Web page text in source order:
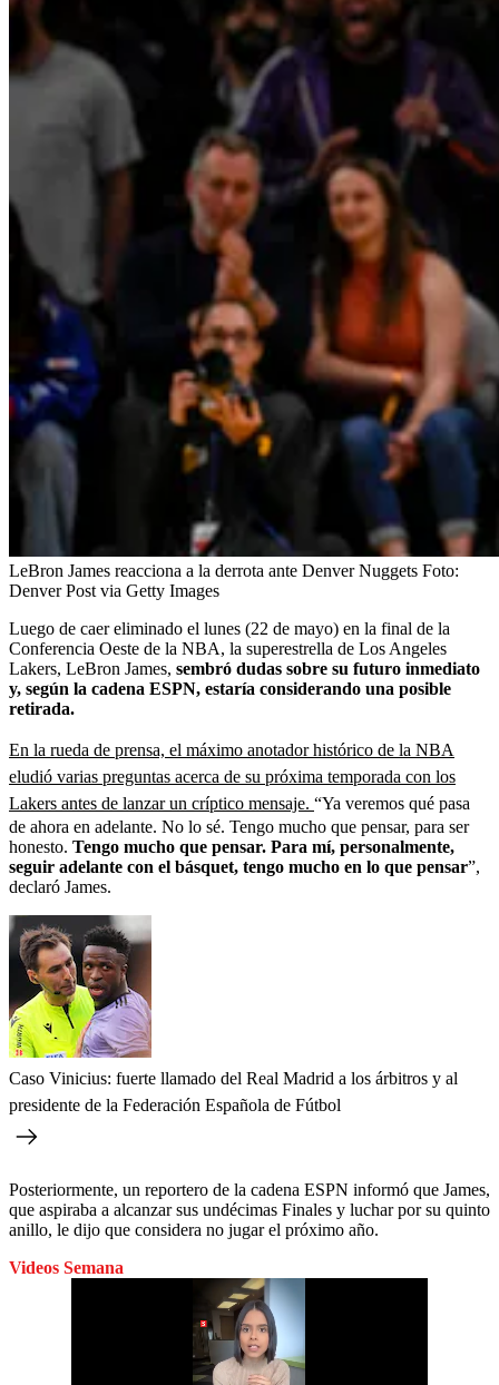
LeBron James reacciona a la derrota ante Denver Nuggets Foto:
Denver Post via Getty Images
Luego de caer eliminado el lunes (22 de mayo) en la final de la
Conferencia Oeste de la NBA, la superestrella de Los Angeles
Lakers, LeBron James, sembró dudas sobre su futuro inmediato
y, según la cadena ESPN, estaría considerando una posible
retirada.
En la rueda de prensa, el máximo anotador histórico de la NBA
eludió varias preguntas acerca de su próxima temporada con los
Lakers antes de lanzar un críptico mensaje. “Ya veremos qué pasa
de ahora en adelante. No lo sé. Tengo mucho que pensar, para ser
honesto. Tengo mucho que pensar. Para mí, personalmente,
seguir adelante con el básquet, tengo mucho en lo que pensar”,
declaró James.
Caso Vinicius: fuerte llamado del Real Madrid a los árbitros y al
presidente de la Federación Española de Fútbol
Posteriormente, un reportero de la cadena ESPN informó que James,
que aspiraba a alcanzar sus undécimas Finales y luchar por su quinto
anillo, le dijo que considera no jugar el próximo año.
Videos Semana